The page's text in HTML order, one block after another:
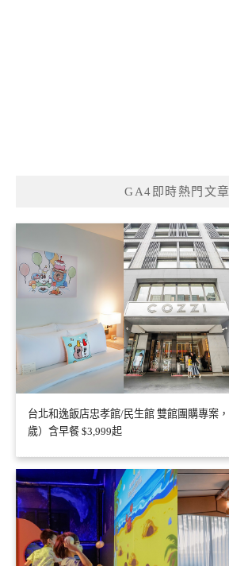
GA4即時熱門文章
台北和逸飯店忠孝館/民生館 雙館團購專案
歲）含早餐 $3,999起